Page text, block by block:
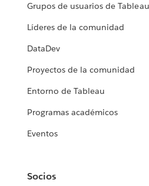
Grupos de usuarios de Tableau
Líderes de la comunidad
DataDev
Proyectos de la comunidad
Entorno de Tableau
Programas académicos
Eventos
Socios